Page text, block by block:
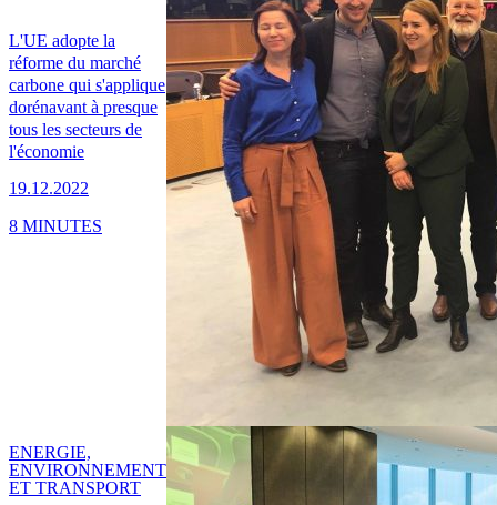
L'UE adopte la
réforme du marché
carbone qui s'applique
dorénavant à presque
tous les secteurs de
l'économie
19.12.2022
8 MINUTES
ENERGIE,
ENVIRONNEMENT
ET TRANSPORT